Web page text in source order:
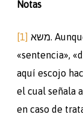
Notas
[1]
«sentencia»,
aquí escojo
el cual señala
en caso de